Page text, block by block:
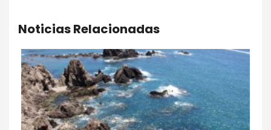
Noticias Relacionadas